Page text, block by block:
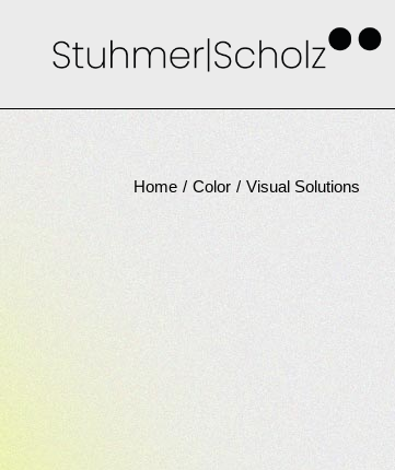
content
Home Color Visual Solutions